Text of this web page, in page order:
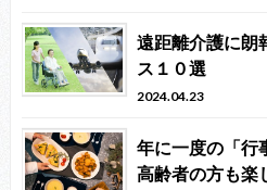
遠距離介護に朗
ス１０選
2024.04.23
年に一度の「
高齢者の方も楽